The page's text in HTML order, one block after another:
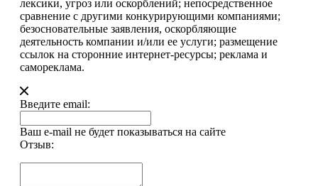
лексики, угроз или оскорблений; непосредственное
сравнение с другими конкурирующими компаниями;
безосновательные заявления, оскорбляющие
деятельность компании и/или ее услуги; размещение
ссылок на сторонние интернет-ресурсы; реклама и
самореклама.
Введите email:
Ваш e-mail не будет показываться на сайте
Отзыв: